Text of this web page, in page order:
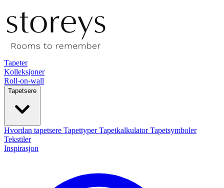
Tapeter
Kolleksjoner
Roll-on-wall
Tapetsere
Hvordan tapetsere TapettyperTapetkalkulatorTapetsymboler
Tekstiler
Inspirasjon